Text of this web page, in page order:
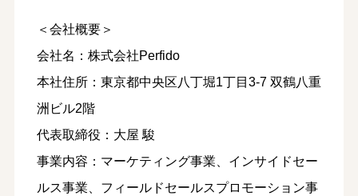
＜会社概要＞
会社名：株式会社Perfido
本社住所：東京都中央区八丁堀1丁目3-7 双鶴八重
洲ビル2階
代表取締役：大屋 駿
事業内容：マーケティング事業、インサイドセー
ルス事業、フィールドセールスプロモーション事